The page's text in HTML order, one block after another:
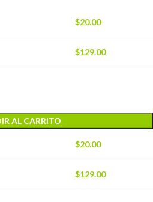
$20.00
$129.00
AL CARRITO
$20.00
$129.00